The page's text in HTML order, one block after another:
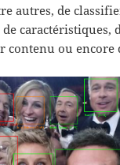
autres, de
caractéristiques,
contenu ou encore